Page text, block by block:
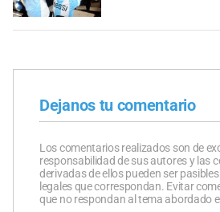
Dejanos tu comentario
Los comentarios realizados son de
responsabilidad de sus autores y las
derivadas de ellos pueden ser
legales que correspondan. Evitar
que no respondan al tema abordado